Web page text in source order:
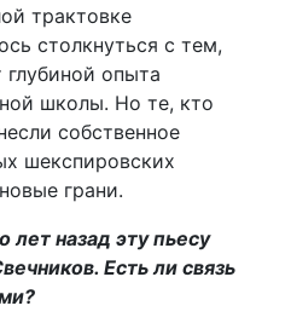
трактовке
столкнуться с тем,
глубиной опыта
школы. Но те, кто
собственное
шекспировских
грани.
назад эту пьесу
Есть ли связь